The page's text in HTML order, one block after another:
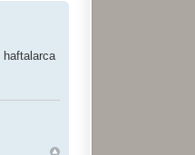
haftalarca